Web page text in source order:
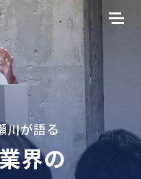
川が語る
界の